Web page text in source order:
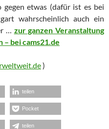
etwas (dafür ist es bei
wahrscheinlich auch ein
… zur ganzen Veranstaltung
– bei cams21.de
)
teilen
Pocket
teilen